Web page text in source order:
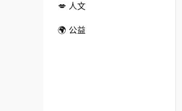
💋 人文
🌍 公益